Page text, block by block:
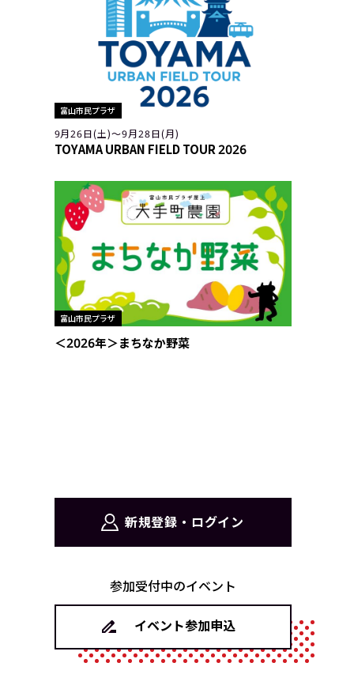
富山市民プラザ
9月26日(土)〜9月28日(月)
TOYAMA URBAN FIELD TOUR 2026
富山市民プラザ
＜2026年＞まちなか野菜
新規登録・ログイン
参加受付中のイベント
イベント参加申込